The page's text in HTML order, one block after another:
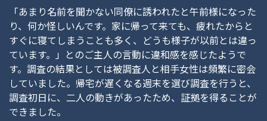
「あまり名前を聞かない同僚に誘われたと午前様になった
り、何か怪しいんです。家に帰って来ても、疲れたからと
すぐに寝てしまうことも多く、どうも様子が以前とは違っ
ています。」とのご主人の言動に違和感を感じたようで
す。調査の結果としては被調査人と相手女性は頻繁に密会
していました。帰宅が遅くなる週末を選び調査を行うと、
調査初日に、二人の動きがあったため、証拠を得ることが
できました。